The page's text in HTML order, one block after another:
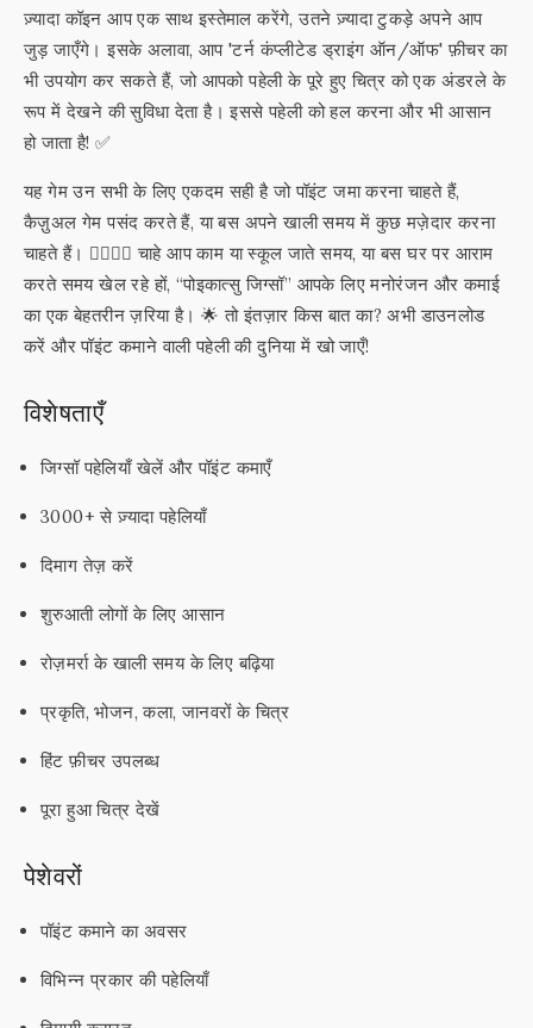
ज़्यादा कॉइन आप एक साथ इस्तेमाल करेंगे, उतने ज़्यादा टुकड़े अपने आप
जुड़ जाएँगे। इसके अलावा, आप 'टर्न कंप्लीटेड ड्राइंग ऑन/ऑफ' फ़ीचर का
भी उपयोग कर सकते हैं, जो आपको पहेली के पूरे हुए चित्र को एक अंडरले के
रूप में देखने की सुविधा देता है। इससे पहेली को हल करना और भी आसान
हो जाता है! ✅
यह गेम उन सभी के लिए एकदम सही है जो पॉइंट जमा करना चाहते हैं,
कैज़ुअल गेम पसंद करते हैं, या बस अपने खाली समय में कुछ मज़ेदार करना
चाहते हैं। 🚶‍♀️🚶‍♂️ चाहे आप काम या स्कूल जाते समय, या बस घर पर आराम
करते समय खेल रहे हों, “पोइकात्सु जिग्सॉ” आपके लिए मनोरंजन और कमाई
का एक बेहतरीन ज़रिया है। 🌟 तो इंतज़ार किस बात का? अभी डाउनलोड
करें और पॉइंट कमाने वाली पहेली की दुनिया में खो जाएँ!
विशेषताएँ
जिग्सॉ पहेलियाँ खेलें और पॉइंट कमाएँ
3000+ से ज़्यादा पहेलियाँ
दिमाग तेज़ करें
शुरुआती लोगों के लिए आसान
रोज़मर्रा के खाली समय के लिए बढ़िया
प्रकृति, भोजन, कला, जानवरों के चित्र
हिंट फ़ीचर उपलब्ध
पूरा हुआ चित्र देखें
पेशेवरों
पॉइंट कमाने का अवसर
विभिन्न प्रकार की पहेलियाँ